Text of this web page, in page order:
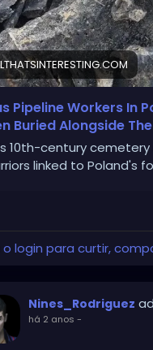
Pipeline Workers In
Buried Alongside
10th-century
linked to Poland's
o login para curtir,
Nines_Rodriguez
há 2 anos -